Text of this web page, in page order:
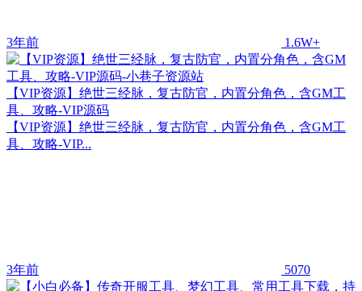
3年前 1.6W+
【VIP资源】绝世三经脉，复古防官，内置分角色，含GM工
具、攻略-VIP源码
【VIP资源】绝世三经脉，复古防官，内置分角色，含GM工
具、攻略-VIP...
3年前 5070